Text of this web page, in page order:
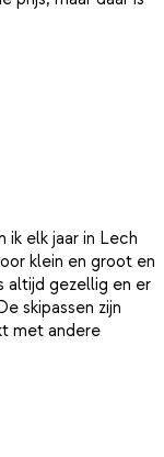
ik elk jaar in Lech
klein en groot en
altijd gezellig en er
skipassen zijn
met andere